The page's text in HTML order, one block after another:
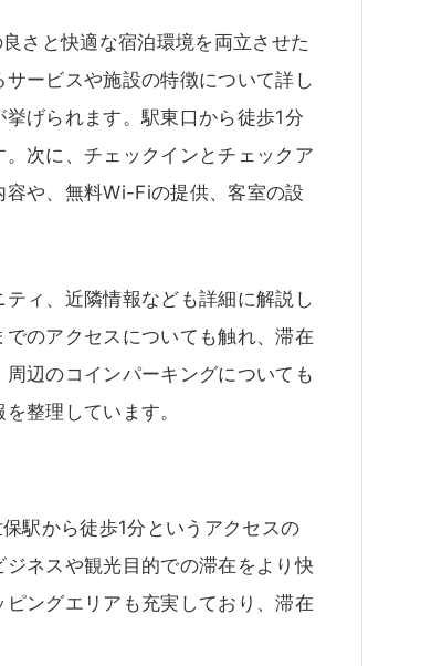
さと快適な宿泊環境を両立させた
ービスや施設の特徴について詳し
げられます。駅東口から徒歩1分
次に、チェックインとチェックア
や、無料Wi-Fiの提供、客室の設
ィ、近隣情報なども詳細に解説し
のアクセスについても触れ、滞在
辺のコインパーキングについても
整理しています。
駅から徒歩1分というアクセスの
ネスや観光目的での滞在をより快
ングエリアも充実しており、滞在